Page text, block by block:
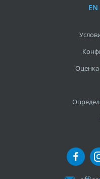
EN
Оценка